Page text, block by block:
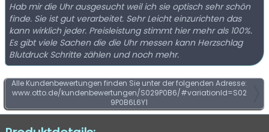
Hab mir die Uhr ausgesucht weil ich sie optisch sehr schön
finde. Sie ist gut verarbeitet. Sehr Leicht einzurichten das
kann wirklich jeder. Preisleistung stimmt hier mehr als 100%.
Es gibt viele Sachen die die Uhr messen kann Herzschlag
Blutdruck Schritte zählen und noch mehr.
Alle Kundenbewertungen finden Sie unter der folgenden Adresse:
www.otto.de/kundenbewertungen/S029P0B6/#variationId=S02
9P0B6L6Y1